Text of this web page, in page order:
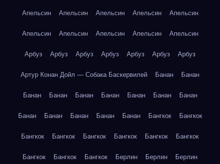
Апельсин Апельсин Апельсин Апельсин Апельсин
Апельсин Апельсин Апельсин Апельсин Апельсин
Арбуз Арбуз Арбуз Арбуз Арбуз Арбуз Арбуз
Артур Конан Дойл — Собака Баскервилей Банан Банан
Банан Банан Банан Банан Банан Банан Банан
Банан Банан Банан Банан Банан Бангкок Бангкок
Бангкок Бангкок Бангкок Бангкок Бангкок Бангкок
Бангкок Бангкок Бангкок Берлин Берлин Берлин